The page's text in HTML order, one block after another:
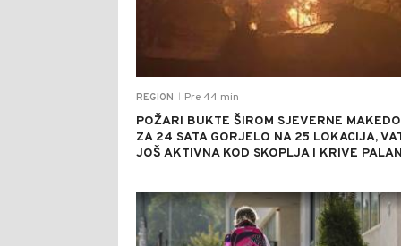
REGION Pre 44 min
POŽARI BUKTE ŠIROM SJEVERNE
ZA 24 SATA GORJELO NA 25 LOKACIJA,
JOŠ AKTIVNA KOD SKOPLJA I KRIVE